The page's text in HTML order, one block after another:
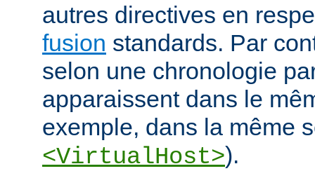
autres directives en
fusion standards. Par
selon une chronologie
apparaissent dans le
exemple, dans la même
<VirtualHost>).